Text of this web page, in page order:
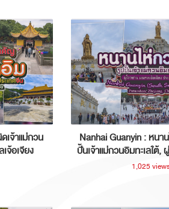
เจ้าแม่กวน
จ้อเจียง
Nanhai Guanyin : หน
ปั้นเจ้าแม่กวนอิมทะเลใต้,
จีน
1,025